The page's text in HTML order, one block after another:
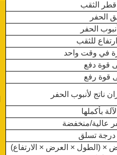
الثقب
الحفر
الحفر
للثقب
في وقت واحد
قوة دفع
قوة رفع
ناتج لأنبوب الحفر
بأكملها
عالية/منخفضة
درجة تسلق
(الطول × العرض × الارتفاع) الأبعاد الكلية (الطول × العرض ×